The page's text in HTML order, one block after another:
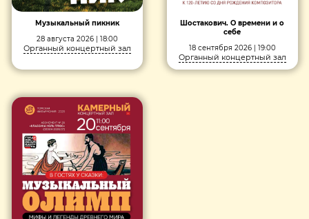
Музыкальный пикник
28 августа 2026 | 18:00
Органный концертный зал
Шостакович. О времени и о
себе
18 сентября 2026 | 19:00
Органный концертный зал